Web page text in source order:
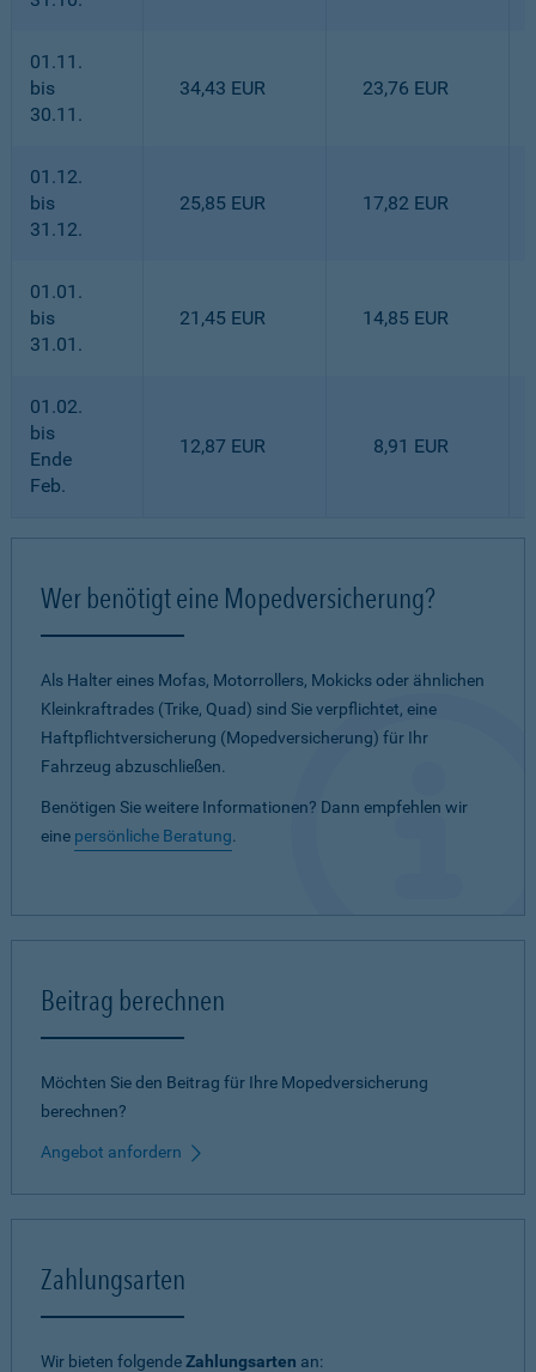
01.11.
bis
30.11.
34,43 EUR 23,76 EUR
01.12.
bis
31.12.
25,85 EUR 17,82 EUR
01.01.
bis
31.01.
21,45 EUR 14,85 EUR
01.02.
bis
Ende
Feb.
12,87 EUR 8,91 EUR
Wer benötigt eine Mopedversicherung?
Als Halter eines Mofas, Motorrollers, Mokicks oder ähnlichen
Kleinkraftrades (Trike, Quad) sind Sie verpflichtet, eine
Haftpflichtversicherung (Mopedversicherung) für Ihr
Fahrzeug abzuschließen.
Benötigen Sie weitere Informationen? Dann empfehlen wir
eine persönliche Beratung.
Beitrag berechnen
Möchten Sie den Beitrag für Ihre Mopedversicherung
berechnen?
Angebot anfordern
Zahlungsarten
Wir bieten folgendeZahlungsarten an: